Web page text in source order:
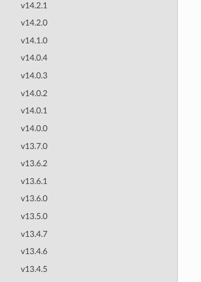
v14.2.1
v14.2.0
v14.1.0
v14.0.4
v14.0.3
v14.0.2
v14.0.1
v14.0.0
v13.7.0
v13.6.2
v13.6.1
v13.6.0
v13.5.0
v13.4.7
v13.4.6
v13.4.5